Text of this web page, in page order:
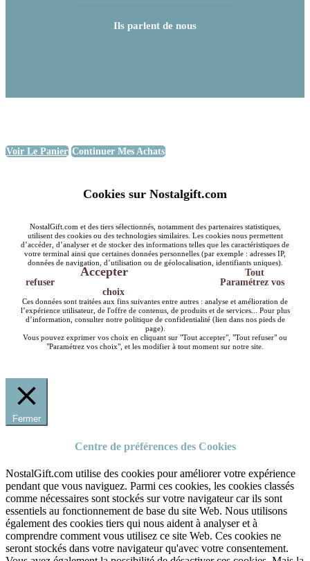
Ils parlent de nous
Voir Le Panier Continuer Mes Achats
Cookies sur Nostalgift.com
NostalGift.com et des tiers sélectionnés, notamment des partenaires statistiques,
utilisent des cookies ou des technologies similaires. Les cookies nous permettent
d’accéder, d’analyser et de stocker des informations telles que les caractéristiques de
votre terminal ainsi que certaines données personnelles (par exemple : adresses IP,
données de navigation, d’utilisation ou de géolocalisation, identifiants uniques).
Accepter
Tout
refuser
Paramétrez vos
choix
Ces données sont traitées aux fins suivantes entre autres : analyse et amélioration de
l’expérience utilisateur, de l'offre de contenus, de produits et de services... Pour plus
d’information, consulter notre politique de confidentialité (lien dans nos pieds de
page).
Vous pouvez exprimer vos choix en cliquant sur "Tout accepter", "Tout refuser" ou
"Paramétrez vos choix", et les modifier à tout moment sur notre site.
Fermer
Centre de préférences des Cookies
NostalGift.com utilise des cookies pour améliorer votre expérience
pendant que vous naviguez. Parmi ces cookies, les cookies classés
comme nécessaires sont stockés sur votre navigateur car ils sont
essentiels au fonctionnement de base du site Web. Nous utilisons
également des cookies tiers qui nous aident à analyser et à
comprendre comment vous utilisez ce site Web. Ces cookies ne
seront stockés dans votre navigateur qu'avec votre consentement.